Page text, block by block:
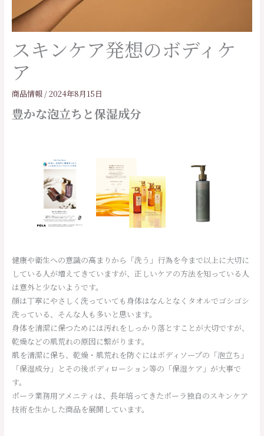
スキンケア発想のボディケ
ア
商品情報 /2024年8月15日
豊かな泡立ちと保湿成分
健康や衛生への意識の高まりから「洗う」行為を今まで以上に大切に
している人が増えてきていますが、正しいケアの方法を知っている人
は意外と少ないようです。
顔は丁寧にやさしく洗っていても身体はなんとなくタオルでゴシゴシ
洗っている、そんな人も多いと思います。
身体を清潔に保つためには汚れをしっかり落とすことが大切ですが、
乾燥などの肌荒れの原因に繋がります。
肌を清潔に保ち、乾燥・肌荒れを防ぐにはボディソープの「泡立ち」
「保湿成分」とその後ボディローション等の「保湿ケア」が大事で
す。
ポーラ業務用アメニティは、長年培ってきたポーラ独自のスキンケア
技術を生かした商品を展開しています。